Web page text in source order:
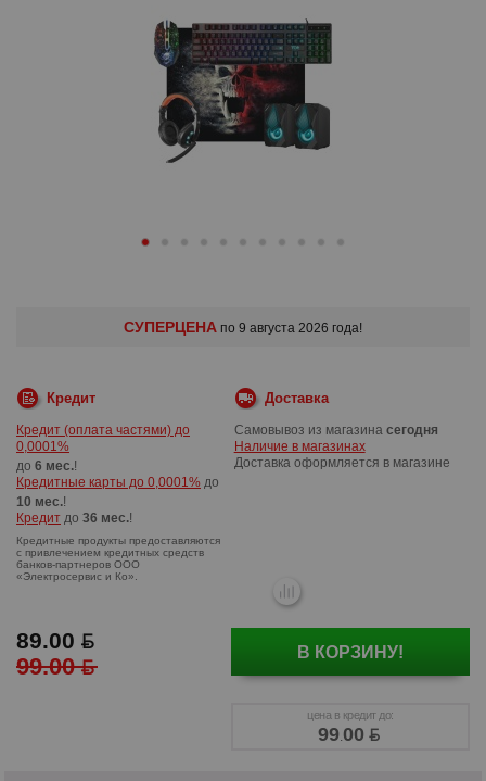
СУПЕРЦЕНА по 9 августа 2026 года!
Кредит
Кредит (оплата частями) до
0,0001%
до 6 мес.!
Кредитные карты до 0,0001% до
10 мес.!
Кредит до 36 мес.!
Доставка
Самовывоз из магазина сегодня
Наличие в магазинах
Доставка оформляется в магазине
89.00
99.00
В КОРЗИНУ!
цена в кредит до:
99.00